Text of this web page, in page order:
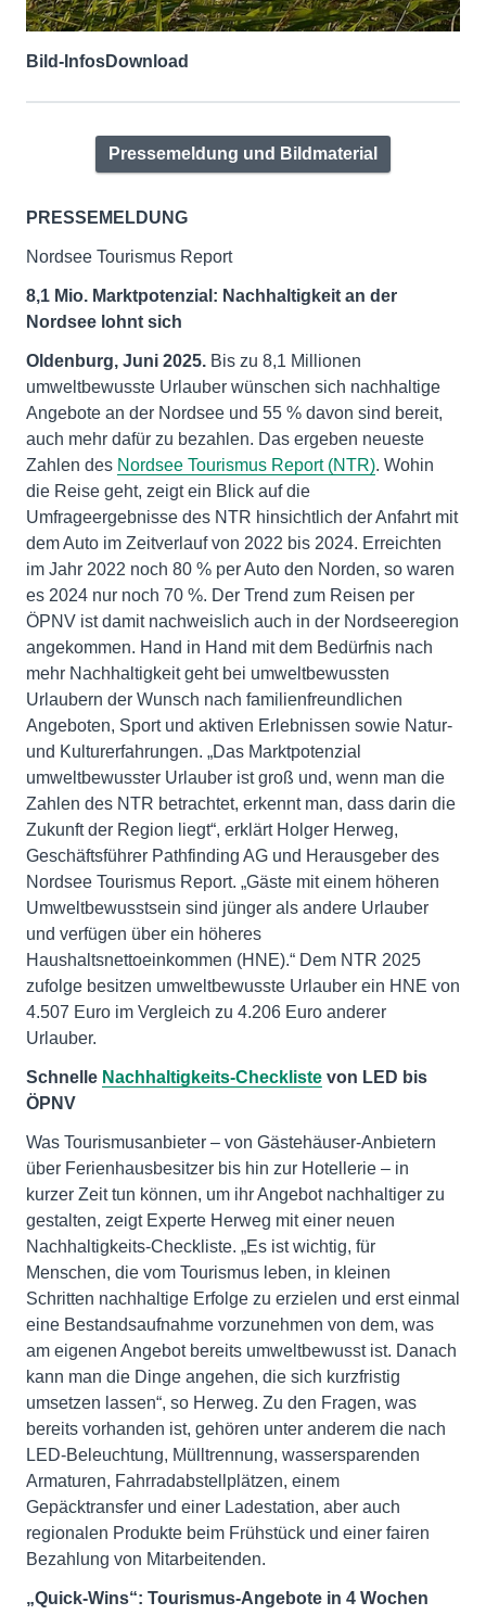
Bild-InfosDownload
Pressemeldung und Bildmaterial
PRESSEMELDUNG
Nordsee Tourismus Report
8,1 Mio. Marktpotenzial: Nachhaltigkeit an der
Nordsee lohnt sich
Oldenburg, Juni 2025. Bis zu 8,1 Millionen
umweltbewusste Urlauber wünschen sich nachhaltige
Angebote an der Nordsee und 55 % davon sind bereit,
auch mehr dafür zu bezahlen. Das ergeben neueste
Zahlen des Nordsee Tourismus Report (NTR). Wohin
die Reise geht, zeigt ein Blick auf die
Umfrageergebnisse des NTR hinsichtlich der Anfahrt mit
dem Auto im Zeitverlauf von 2022 bis 2024. Erreichten
im Jahr 2022 noch 80 % per Auto den Norden, so waren
es 2024 nur noch 70 %. Der Trend zum Reisen per
ÖPNV ist damit nachweislich auch in der Nordseeregion
angekommen. Hand in Hand mit dem Bedürfnis nach
mehr Nachhaltigkeit geht bei umweltbewussten
Urlaubern der Wunsch nach familienfreundlichen
Angeboten, Sport und aktiven Erlebnissen sowie Natur-
und Kulturerfahrungen. „Das Marktpotenzial
umweltbewusster Urlauber ist groß und, wenn man die
Zahlen des NTR betrachtet, erkennt man, dass darin die
Zukunft der Region liegt“, erklärt Holger Herweg,
Geschäftsführer Pathfinding AG und Herausgeber des
Nordsee Tourismus Report. „Gäste mit einem höheren
Umweltbewusstsein sind jünger als andere Urlauber
und verfügen über ein höheres
Haushaltsnettoeinkommen (HNE).“ Dem NTR 2025
zufolge besitzen umweltbewusste Urlauber ein HNE von
4.507 Euro im Vergleich zu 4.206 Euro anderer
Urlauber.
Schnelle Nachhaltigkeits-Checkliste von LED bis
ÖPNV
Was Tourismusanbieter – von Gästehäuser-Anbietern
über Ferienhausbesitzer bis hin zur Hotellerie – in
kurzer Zeit tun können, um ihr Angebot nachhaltiger zu
gestalten, zeigt Experte Herweg mit einer neuen
Nachhaltigkeits-Checkliste. „Es ist wichtig, für
Menschen, die vom Tourismus leben, in kleinen
Schritten nachhaltige Erfolge zu erzielen und erst einmal
eine Bestandsaufnahme vorzunehmen von dem, was
am eigenen Angebot bereits umweltbewusst ist. Danach
kann man die Dinge angehen, die sich kurzfristig
umsetzen lassen“, so Herweg. Zu den Fragen, was
bereits vorhanden ist, gehören unter anderem die nach
LED-Beleuchtung, Mülltrennung, wassersparenden
Armaturen, Fahrradabstellplätzen, einem
Gepäcktransfer und einer Ladestation, aber auch
regionalen Produkte beim Frühstück und einer fairen
Bezahlung von Mitarbeitenden.
„Quick-Wins“: Tourismus-Angebote in 4 Wochen